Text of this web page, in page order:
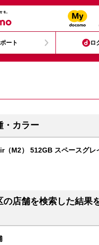
ート ロ
・カラー
（M2） 512GB スペースグレ
の店舗を検索した結果